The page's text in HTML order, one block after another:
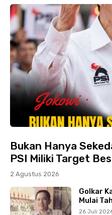
Bukan Hanya
PSI Miliki Target
2 Agustus 2026
Golkar
Mulai
26 Juli